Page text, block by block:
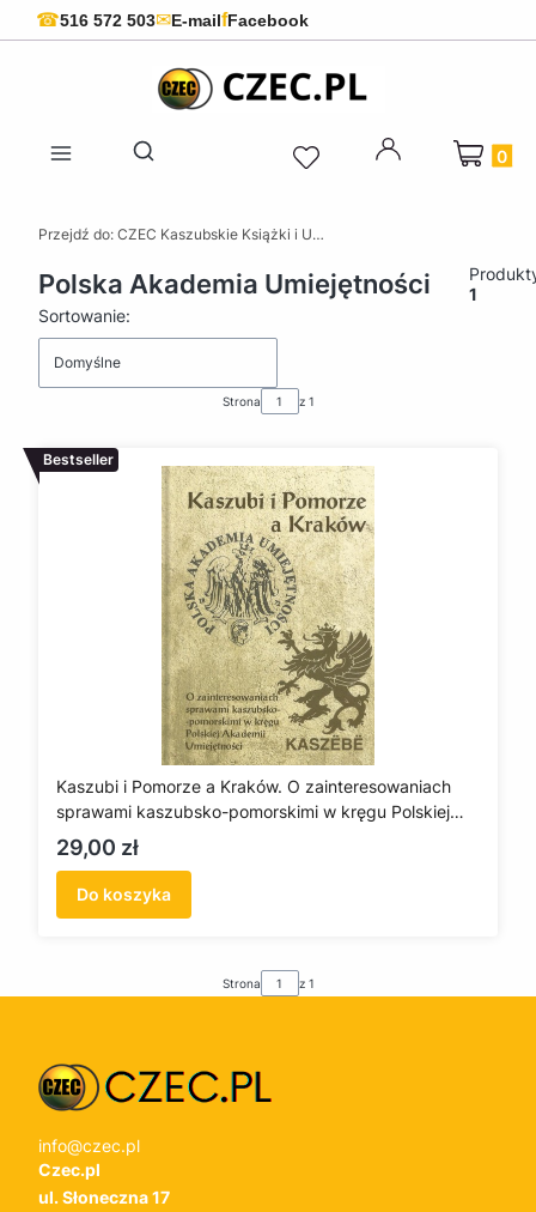
☎516 572 503✉E-mailfFacebook
Otwórz wyszukiwarkę
Produkty
Przejdź do: CZEC Kaszubskie Książki i Upominki - Pamiątki z Kaszub
Polska Akademia Umiejętności
1
Lista produktów
Sortowanie:
Domyślne
Strona z 1
Bestseller
Kaszubi i Pomorze a Kraków. O zainteresowaniach
sprawami kaszubsko-pomorskimi w kręgu Polskiej
Akademii Umiejętności
Cena
29,00 zł
Do koszyka
Strona z 1
info@czec.pl
Czec.pl
ul. Słoneczna 17